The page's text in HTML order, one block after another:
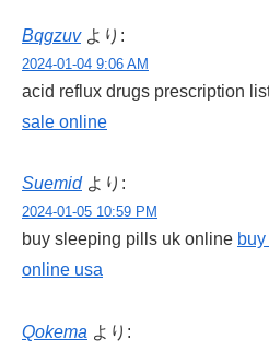
Bqgzuv より:
2024-01-04 9:06 AM
acid reflux drugs prescription
sale online
Suemid より:
2024-01-05 10:59 PM
buy sleeping pills uk online
online usa
Qokema より: